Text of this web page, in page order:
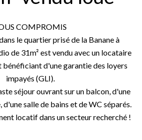
COMPROMIS
le quartier prisé de la Banane à
de 31m² est vendu avec un locataire
bénéficiant d'une garantie des loyers
impayés (GLI).
séjour ouvrant sur un balcon, d'une
salle de bains et de WC séparés.
locatif dans un secteur recherché !